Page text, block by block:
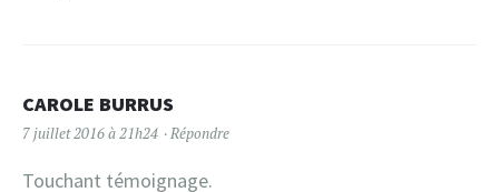
CAROLE BURRUS
7 juillet 2016 à 21h24 Répondre
Touchant témoignage.